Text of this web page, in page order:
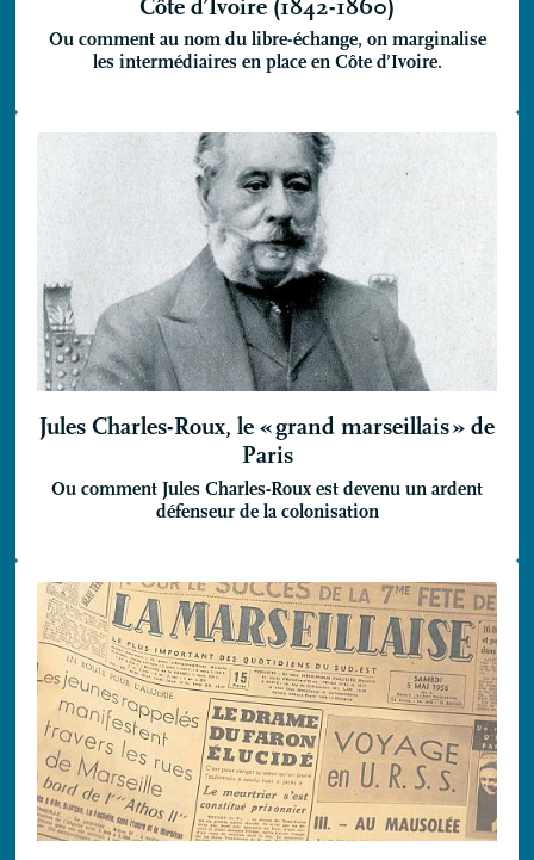
Côte d’Ivoire (1842-1860)
Ou comment au nom du libre-échange, on marginalise
les intermédiaires en place en Côte d’Ivoire.
Jules Charles-Roux, le «grand marseillais» de
Paris
Ou comment Jules Charles-Roux est devenu un ardent
défenseur de la colonisation